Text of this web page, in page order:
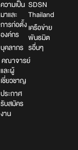
ความเป็น
มาและ
การก่อตั้ง
องค์กร
บุคลากร
คณาจารย์
และผู้
เชี่ยวชาญ
ประกาศ
รับสมัคร
งาน
SDSN
Thailand
เครือข่าย
พันธมิต
รอื่นๆ